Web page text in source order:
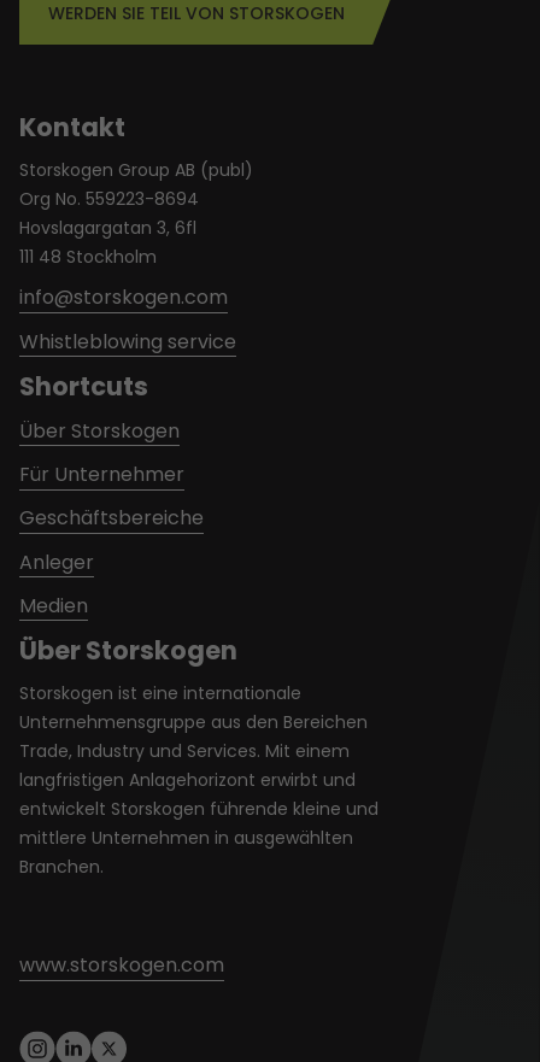
WERDEN SIE TEIL VON STORSKOGEN
Über Storskogen
Storskogen ist eine internationale
Unternehmensgruppe aus den Bereichen
Trade, Industry und Services. Mit einem
langfristigen Anlagehorizont erwirbt und
entwickelt Storskogen führende kleine und
mittlere Unternehmen in ausgewählten
Branchen.
www.storskogen.com
Kontakt
Storskogen Group AB (publ)
Org No. 559223-8694
Hovslagargatan 3, 6fl
111 48 Stockholm
info@storskogen.com
Whistleblowing service
Shortcuts
Über Storskogen
Für Unternehmer
Geschäftsbereiche
Anleger
Medien